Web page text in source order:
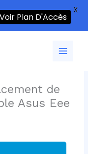
de
Asus Eee
Voir Plan D'Accès
X